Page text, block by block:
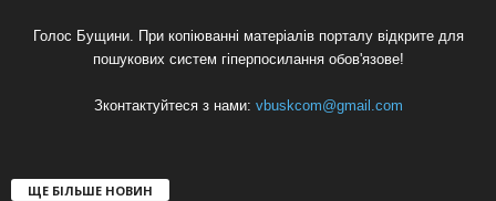
Голос Бущини. При копіюванні матеріалів порталу відкрите для
пошукових систем гіперпосилання обов'язове!
Зконтактуйтеся з нами: vbuskcom@gmail.com
ЩЕ БІЛЬШЕ НОВИН